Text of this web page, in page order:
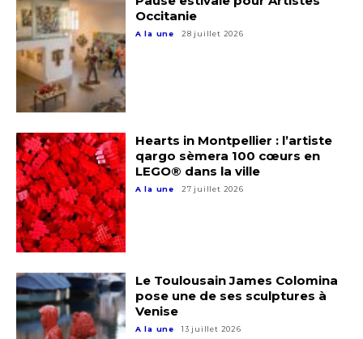
Occitanie
A la une 28 juillet 2026
Hearts in Montpellier : l’artiste
qargo sèmera 100 cœurs en
LEGO® dans la ville
A la une 27 juillet 2026
Le Toulousain James Colomina
pose une de ses sculptures à
Venise
A la une 13 juillet 2026